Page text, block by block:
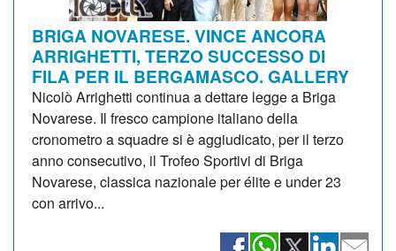
BRIGA NOVARESE. VINCE ANCORA
ARRIGHETTI, TERZO SUCCESSO DI
FILA PER IL BERGAMASCO. GALLERY
Nicolò Arrighetti continua a dettare legge a Briga
Novarese. Il fresco campione italiano della
cronometro a squadre si è aggiudicato, per il terzo
anno consecutivo, il Trofeo Sportivi di Briga
Novarese, classica nazionale per élite e under 23
con arrivo...